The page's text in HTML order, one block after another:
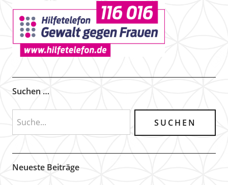
Suchen …
Neueste Beiträge